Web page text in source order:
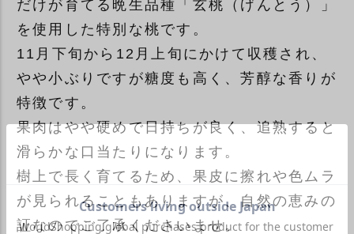
だけが育てる晩生品種「玄桃（げんとう）」
を使用した特別な桃です。
11月下旬から12月上旬にかけて収穫され、
やや小ぶりですが糖度も高く、芳醇な香りが
特徴です。
果肉はやや硬めで日持ちが良く、追熟すると
滑らかな口当たりになります。
樹上で長く育てるため、果皮に擦れや色ムラ
が見られることもありますが、自然の恵みの
証なのでご了承くださいませ。